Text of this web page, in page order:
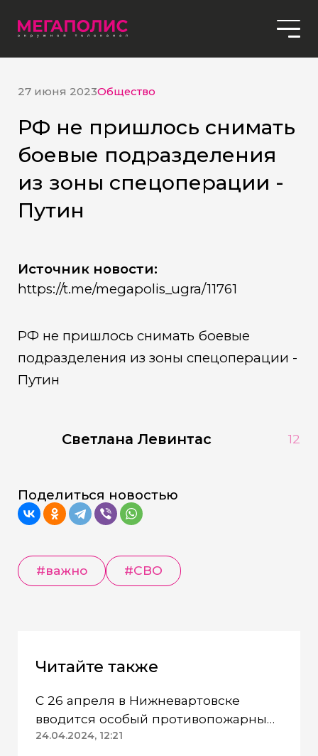
27 июня 2023Общество
РФ не пришлось снимать
боевые подразделения
из зоны спецоперации -
Путин
Источник новости:
https://t.me/megapolis_ugra/11761
РФ не пришлось снимать боевые
подразделения из зоны спецоперации -
Путин
Светлана Левинтас 12
Поделиться новостью
#важно #СВО
Читайте также
С 26 апреля в Нижневартовске
вводится особый противопожарный
режим
24.04.2024, 12:21